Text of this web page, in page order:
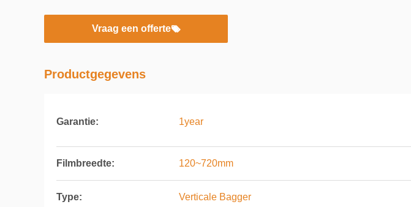
Vraag een offerte
Productgegevens
Garantie: 1year
Filmbreedte: 120~720mm
Type: Verticale Bagger